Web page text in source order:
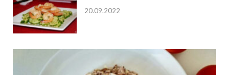
20.09.2022